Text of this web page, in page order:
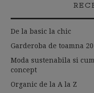
De la basic la chic
Garderoba de toamna
Moda sustenabila si
concept
Organic de la A la Z